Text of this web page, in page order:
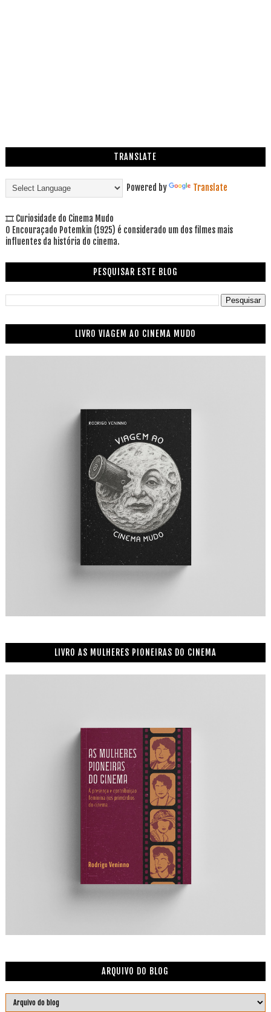
TRANSLATE
Powered by Translate
🎞 Curiosidade do Cinema Mudo
O Encouraçado Potemkin (1925) é considerado um dos filmes mais
influentes da história do cinema.
PESQUISAR ESTE BLOG
LIVRO VIAGEM AO CINEMA MUDO
LIVRO AS MULHERES PIONEIRAS DO CINEMA
ARQUIVO DO BLOG